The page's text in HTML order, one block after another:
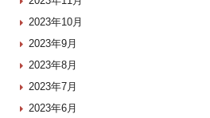
2023年10月
2023年9月
2023年8月
2023年7月
2023年6月